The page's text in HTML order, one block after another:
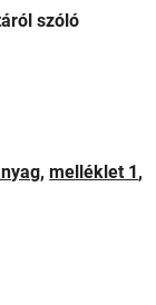
szóló
,melléklet 1,